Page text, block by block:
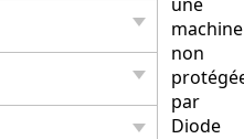
machine
non
par
Diode